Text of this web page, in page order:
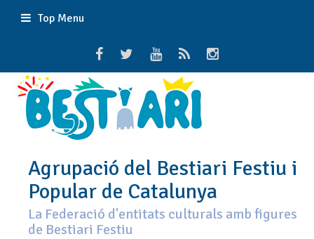
Top Menu
Agrupació del Bestiari Festiu i
Popular de Catalunya
La Federació d'entitats culturals amb figures
de Bestiari Festiu